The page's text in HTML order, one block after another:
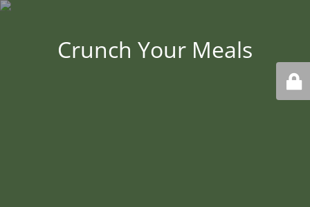
Crunch Your Meals